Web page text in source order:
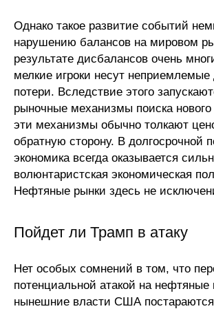
Однако такое развитие событий
нарушению балансов на мировом
результате дисбалансов очень
мелкие игроки несут неприемлемые
потери. Вследствие этого
рыночные механизмы поиска
эти механизмы обычно толкают
обратную сторону. В долгосрочной
экономика всегда оказывается
волюнтаристская экономическая
Нефтяные рынки здесь не
Пойдет ли Трамп в атаку
Нет особых сомнений в том, что
потенциальной атакой на нефтяные
нынешние власти США